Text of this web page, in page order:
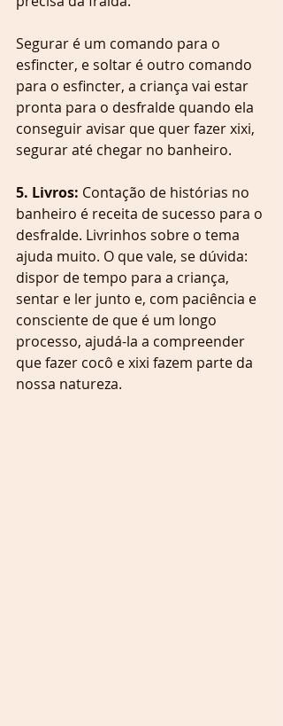
Segurar é um comando para o
esfincter, e soltar é outro comando
para o esfincter, a criança vai estar
pronta para o desfralde quando ela
conseguir avisar que quer fazer xixi,
segurar até chegar no banheiro.
5. Livros: Contação de histórias no
banheiro é receita de sucesso para o
desfralde. Livrinhos sobre o tema
ajuda muito. O que vale, se dúvida:
dispor de tempo para a criança,
sentar e ler junto e, com paciência e
consciente de que é um longo
processo, ajudá-la a compreender
que fazer cocô e xixi fazem parte da
nossa natureza.